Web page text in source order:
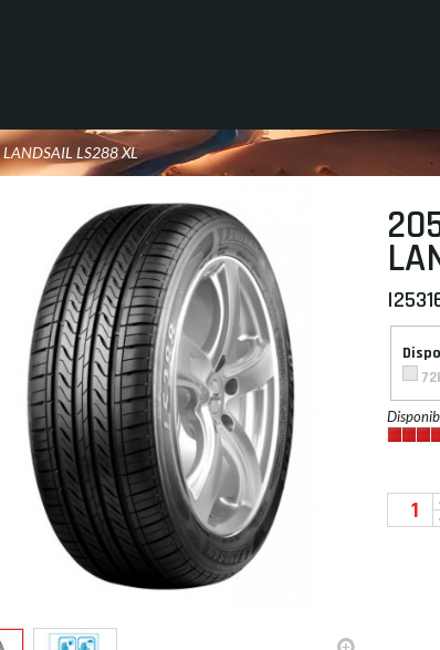
LS288 XL
À PLAT